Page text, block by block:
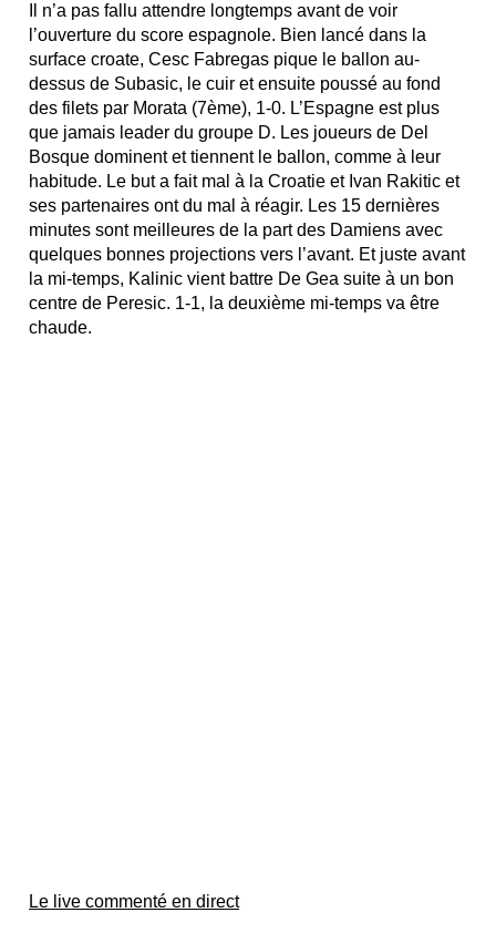
Il n’a pas fallu attendre longtemps avant de voir
l’ouverture du score espagnole. Bien lancé dans la
surface croate, Cesc Fabregas pique le ballon au-
dessus de Subasic, le cuir et ensuite poussé au fond
des filets par Morata (7ème), 1-0. L’Espagne est plus
que jamais leader du groupe D. Les joueurs de Del
Bosque dominent et tiennent le ballon, comme à leur
habitude. Le but a fait mal à la Croatie et Ivan Rakitic et
ses partenaires ont du mal à réagir. Les 15 dernières
minutes sont meilleures de la part des Damiens avec
quelques bonnes projections vers l’avant. Et juste avant
la mi-temps, Kalinic vient battre De Gea suite à un bon
centre de Peresic. 1-1, la deuxième mi-temps va être
chaude.
Le live commenté en direct